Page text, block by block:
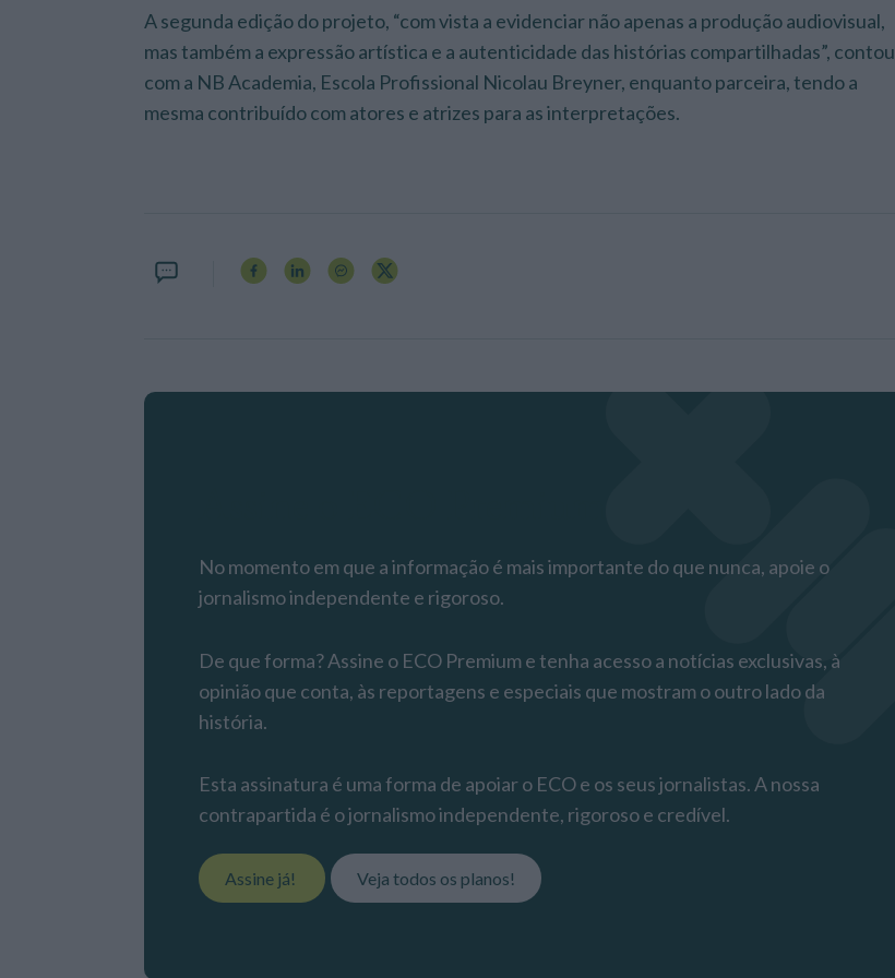
A segunda edição do projeto, “com vista a evidenciar não apenas a produção audiovisual,
mas também a expressão artística e a autenticidade das histórias compartilhadas”, contou
com a NB Academia, Escola Profissional Nicolau Breyner, enquanto parceira, tendo a
mesma contribuído com atores e atrizes para as interpretações.
No momento em que a informação é mais importante do que nunca, apoie o
jornalismo independente e rigoroso.
De que forma? Assine o ECO Premium e tenha acesso a notícias exclusivas, à
opinião que conta, às reportagens e especiais que mostram o outro lado da
história.
Esta assinatura é uma forma de apoiar o ECO e os seus jornalistas. A nossa
contrapartida é o jornalismo independente, rigoroso e credível.
Assine já! Veja todos os planos!